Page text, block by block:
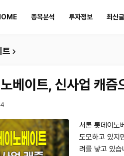
종목분석 투자정보 최신글
트
베이트, 신사업 캐즘
서론 롯데이노
도모하고 있지
려를 낳고 있